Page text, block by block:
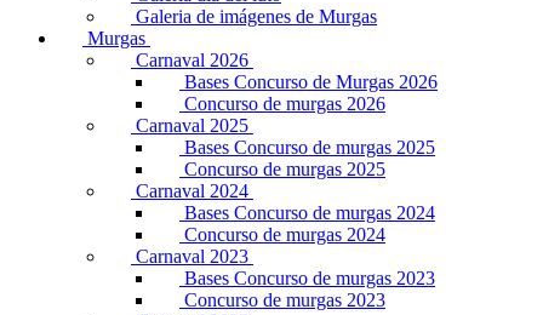
Galeria de imágenes de Murgas
Murgas
Carnaval 2026
Bases Concurso de Murgas 2026
Concurso de murgas 2026
Carnaval 2025
Bases Concurso de murgas 2025
Concurso de murgas 2025
Carnaval 2024
Bases Concurso de murgas 2024
Concurso de murgas 2024
Carnaval 2023
Bases Concurso de murgas 2023
Concurso de murgas 2023